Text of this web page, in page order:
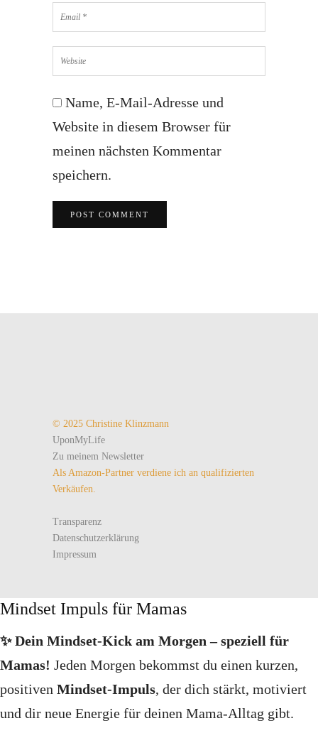
Name, E-Mail-Adresse und
Website in diesem Browser für
meinen nächsten Kommentar
speichern.
© 2025 Christine Klinzmann
UponMyLife
Zu meinem Newsletter
Als Amazon-Partner verdiene ich an qualifizierten
Verkäufen.
Transparenz
Datenschutzerklärung
Impressum
Mindset Impuls für Mamas
✨ Dein Mindset‑Kick am Morgen – speziell für
Mamas! Jeden Morgen bekommst du einen kurzen,
positiven Mindset‑Impuls, der dich stärkt, motiviert
und dir neue Energie für deinen Mama‑Alltag gibt.